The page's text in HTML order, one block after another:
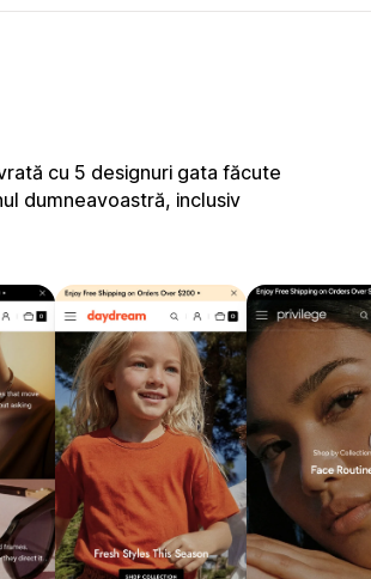
cu 5 designuri gata făcute
dumneavoastră, inclusiv